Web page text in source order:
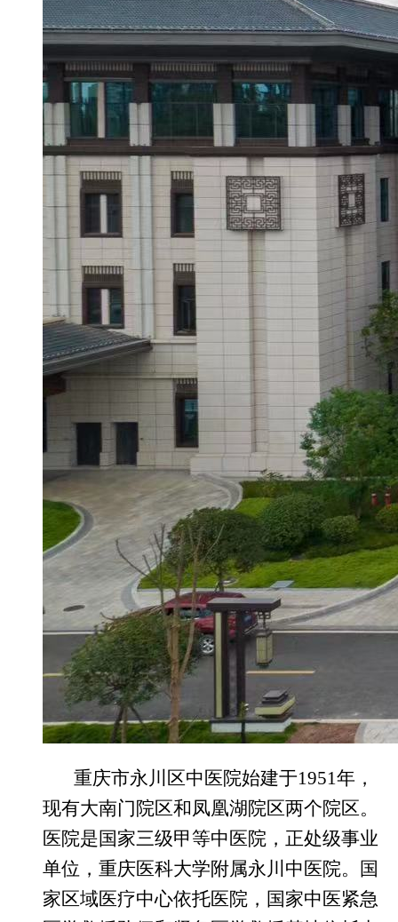
重庆市永川区中医院始建于1951年，
现有大南门院区和凤凰湖院区两个院区。
医院是国家三级甲等中医院，正处级事业
单位，重庆医科大学附属永川中医院。国
家区域医疗中心依托医院，国家中医紧急